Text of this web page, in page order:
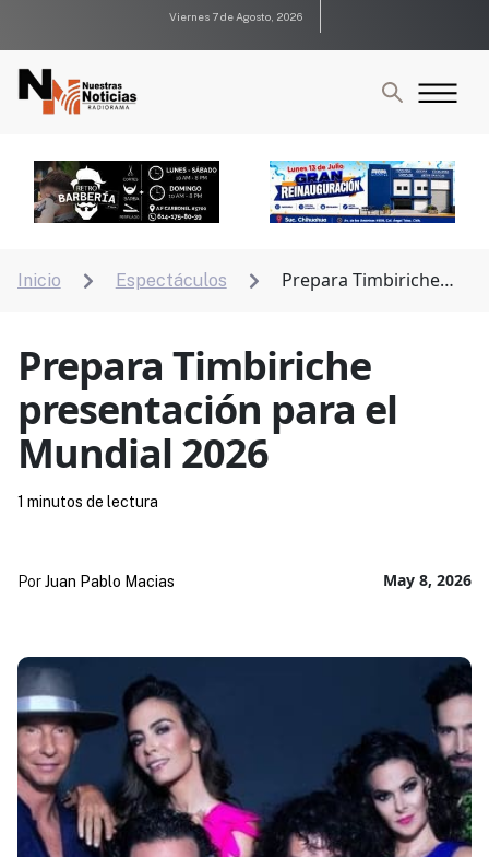
Viernes 7 de Agosto, 2026
Inicio  Espectáculos 
Prepara Timbiriche
Prepara Timbiriche
presentación para el
Mundial 2026
May 8, 2026
PorJuan Pablo Macias
1 minutos de lectura